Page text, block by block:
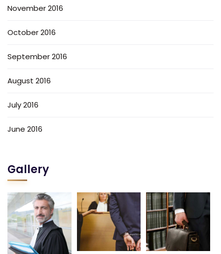
November 2016
October 2016
September 2016
August 2016
July 2016
June 2016
Gallery